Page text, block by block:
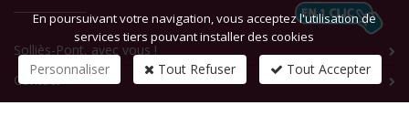
Solliès-Pont, avec vous !
Contact
En poursuivant votre navigation, vous acceptez l'utilisation de
services tiers pouvant installer des cookies
Personnaliser Tout Refuser Tout Accepter